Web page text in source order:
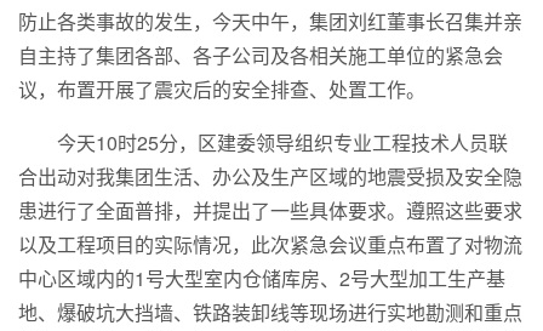
防止各类事故的发生，今天中午，集团刘红董事长召集并亲
自主持了集团各部、各子公司及各相关施工单位的紧急会
议，布置开展了震灾后的安全排查、处置工作。
今天10时25分，区建委领导组织专业工程技术人员联
合出动对我集团生活、办公及生产区域的地震受损及安全隐
患进行了全面普排，并提出了一些具体要求。遵照这些要求
以及工程项目的实际情况，此次紧急会议重点布置了对物流
中心区域内的1号大型室内仓储库房、2号大型加工生产基
地、爆破坑大挡墙、铁路装卸线等现场进行实地勘测和重点